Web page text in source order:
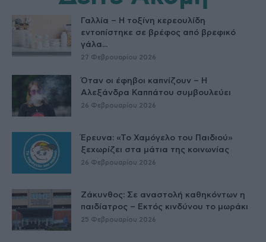
Γαλλία – Η τοξίνη κερεουλίδη
εντοπίστηκε σε βρέφος από βρεφικό
γάλα...
27 Φεβρουαρίου 2026
Όταν οι έφηβοι καπνίζουν – Η
Αλεξάνδρα Καππάτου συμβουλεύει
26 Φεβρουαρίου 2026
Έρευνα: «Το Χαμόγελο του Παιδιού»
ξεχωρίζει στα μάτια της κοινωνίας
26 Φεβρουαρίου 2026
Ζάκυνθος: Σε αναστολή καθηκόντων η
παιδίατρος – Εκτός κινδύνου το μωράκι
25 Φεβρουαρίου 2026